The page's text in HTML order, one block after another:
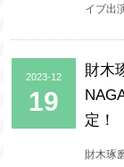
イブ出
2023-12
19
財木
定！
財木琢